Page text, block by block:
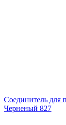
Соединитель
Черненый 827